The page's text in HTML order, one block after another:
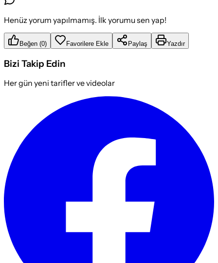
Henüz yorum yapılmamış. İlk yorumu sen yap!
Beğen (0) Favorilere Ekle Paylaş Yazdır
Bizi Takip Edin
Her gün yeni tarifler ve videolar